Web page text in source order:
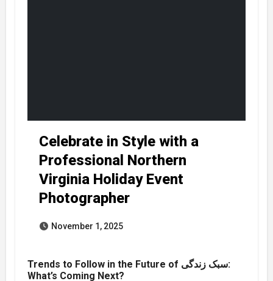
Celebrate in Style with a
Professional Northern
Virginia Holiday Event
Photographer
November 1, 2025
Trends to Follow in the Future of سبک زندگی:
What’s Coming Next?